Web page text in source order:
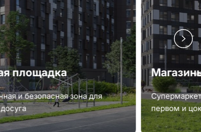
площадка
и безопасная зона для
первом и